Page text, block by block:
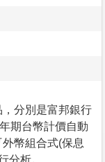
分別是富邦銀行
期台幣計價自動
幣組合式(保息
分析。